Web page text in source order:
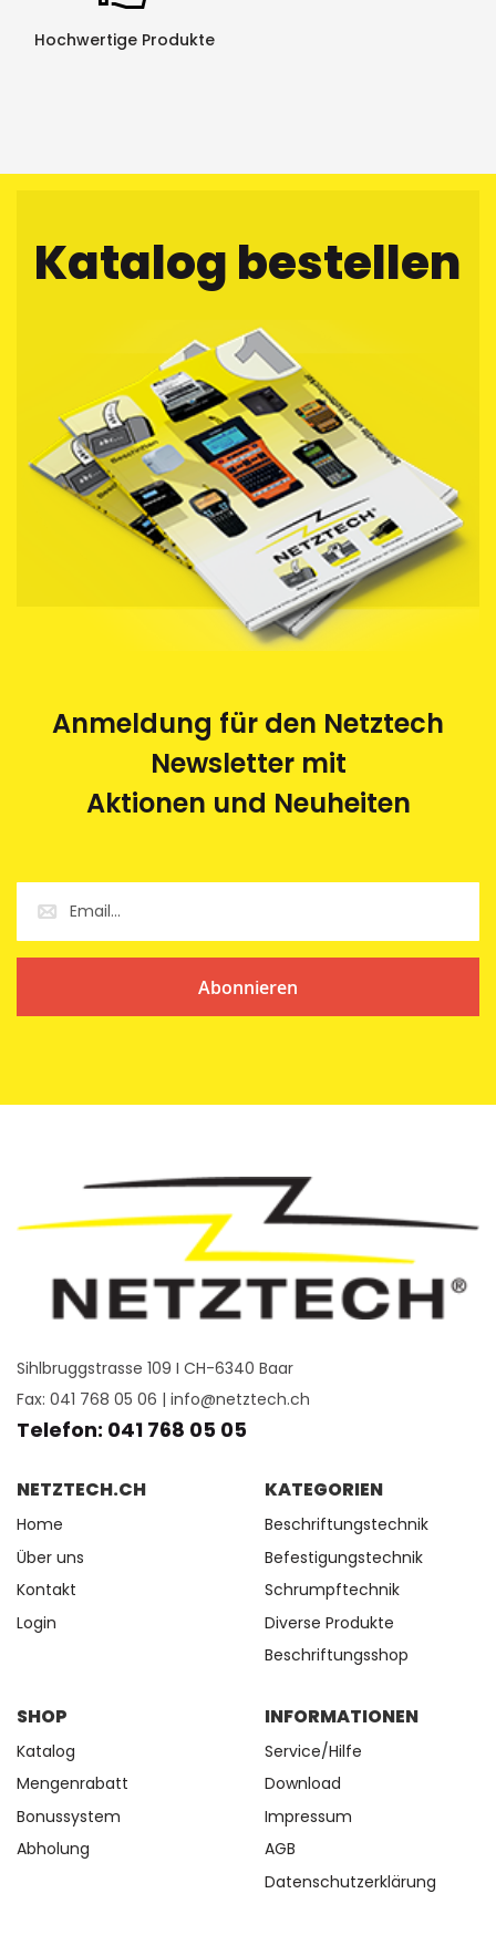
Hochwertige Produkte
Katalog bestellen
Anmeldung für den Netztech
Newsletter mit
Aktionen und Neuheiten
Abonnieren
Sihlbruggstrasse 109 I CH-6340 Baar
Fax: 041 768 05 06 | info@netztech.ch
Telefon: 041 768 05 05
NETZTECH.CH
Home
Über uns
Kontakt
Login
KATEGORIEN
Beschriftungstechnik
Befestigungstechnik
Schrumpftechnik
Diverse Produkte
Beschriftungsshop
SHOP
Katalog
Mengenrabatt
Bonussystem
Abholung
INFORMATIONEN
Service/Hilfe
Download
Impressum
AGB
Datenschutzerklärung